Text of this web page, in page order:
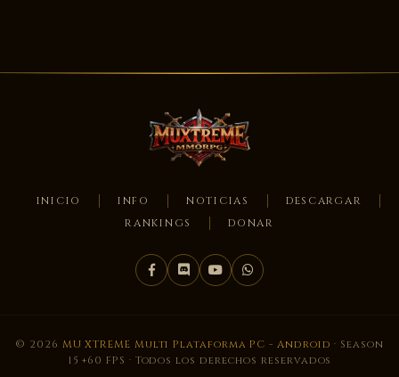
INICIO INFO NOTICIAS
DESCARGAR
RANKINGS
DONAR
© 2026 MU XTREME Multi Plataforma PC - Android · Season
15 +60 FPS · Todos los derechos reservados